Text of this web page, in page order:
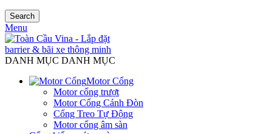
Search
Menu
DANH MỤC DANH MỤC
Motor Cổng
Motor cổng trượt
Motor Cổng Cánh Đòn
Cổng Treo Tự Động
Motor cổng âm sàn